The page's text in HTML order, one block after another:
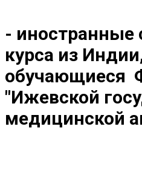
- иностранные
курса из
обучающиеся
"Ижевской
медицинской